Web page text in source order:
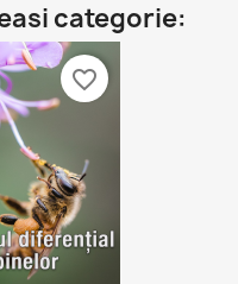
categorie:
favorite_border